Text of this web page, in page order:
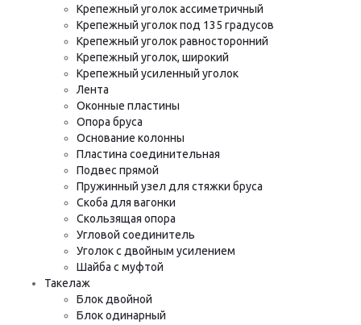
Крепежный уголок ассиметричный
Крепежный уголок под 135 градусов
Крепежный уголок равносторонний
Крепежный уголок, широкий
Крепежный усиленный уголок
Лента
Оконные пластины
Опора бруса
Основание колонны
Пластина соединительная
Подвес прямой
Пружинный узел для стяжки бруса
Скоба для вагонки
Скользящая опора
Угловой соединитель
Уголок с двойным усилением
Шайба с муфтой
Такелаж
Блок двойной
Блок одинарный